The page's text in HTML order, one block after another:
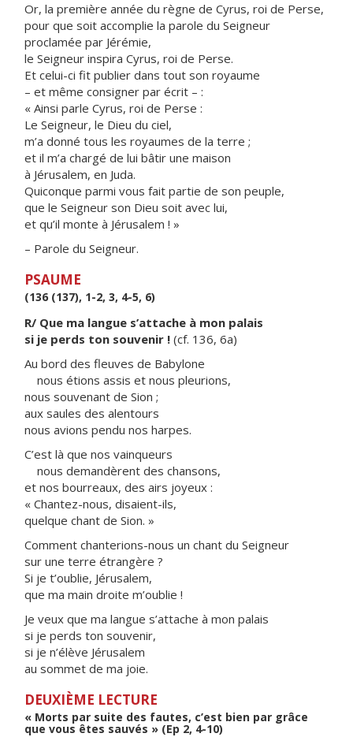
Or, la première année du règne de Cyrus, roi de Perse,
pour que soit accomplie la parole du Seigneur
proclamée par Jérémie,
le Seigneur inspira Cyrus, roi de Perse.
Et celui-ci fit publier dans tout son royaume
– et même consigner par écrit – :
« Ainsi parle Cyrus, roi de Perse :
Le Seigneur, le Dieu du ciel,
m’a donné tous les royaumes de la terre ;
et il m’a chargé de lui bâtir une maison
à Jérusalem, en Juda.
Quiconque parmi vous fait partie de son peuple,
que le Seigneur son Dieu soit avec lui,
et qu’il monte à Jérusalem ! »
– Parole du Seigneur.
PSAUME
(136 (137), 1-2, 3, 4-5, 6)
R/ Que ma langue s’attache à mon palais
si je perds ton souvenir ! (cf. 136, 6a)
Au bord des fleuves de Babylone
nous étions assis et nous pleurions,
nous souvenant de Sion ;
aux saules des alentours
nous avions pendu nos harpes.
C’est là que nos vainqueurs
nous demandèrent des chansons,
et nos bourreaux, des airs joyeux :
« Chantez-nous, disaient-ils,
quelque chant de Sion. »
Comment chanterions-nous un chant du Seigneur
sur une terre étrangère ?
Si je t’oublie, Jérusalem,
que ma main droite m’oublie !
Je veux que ma langue s’attache à mon palais
si je perds ton souvenir,
si je n’élève Jérusalem
au sommet de ma joie.
DEUXIÈME LECTURE
« Morts par suite des fautes, c’est bien par grâce
que vous êtes sauvés » (Ep 2, 4-10)